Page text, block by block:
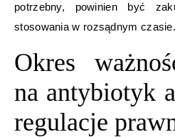
potrzebny, powinien być
stosowania w rozsądnym czasie.
Okres
na antybiotyk
regulacje